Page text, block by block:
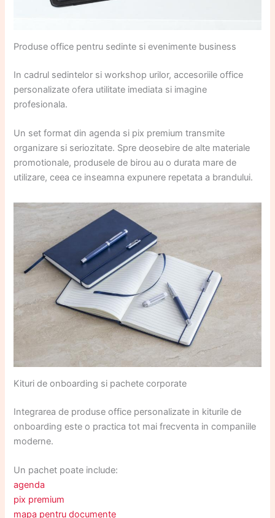
Produse office pentru sedinte si evenimente business
In cadrul sedintelor si workshop urilor, accesoriile office
personalizate ofera utilitate imediata si imagine
profesionala.
Un set format din agenda si pix premium transmite
organizare si seriozitate. Spre deosebire de alte materiale
promotionale, produsele de birou au o durata mare de
utilizare, ceea ce inseamna expunere repetata a brandului.
Kituri de onboarding si pachete corporate
Integrarea de produse office personalizate in kiturile de
onboarding este o practica tot mai frecventa in companiile
moderne.
Un pachet poate include:
agenda
pix premium
mapa pentru documente